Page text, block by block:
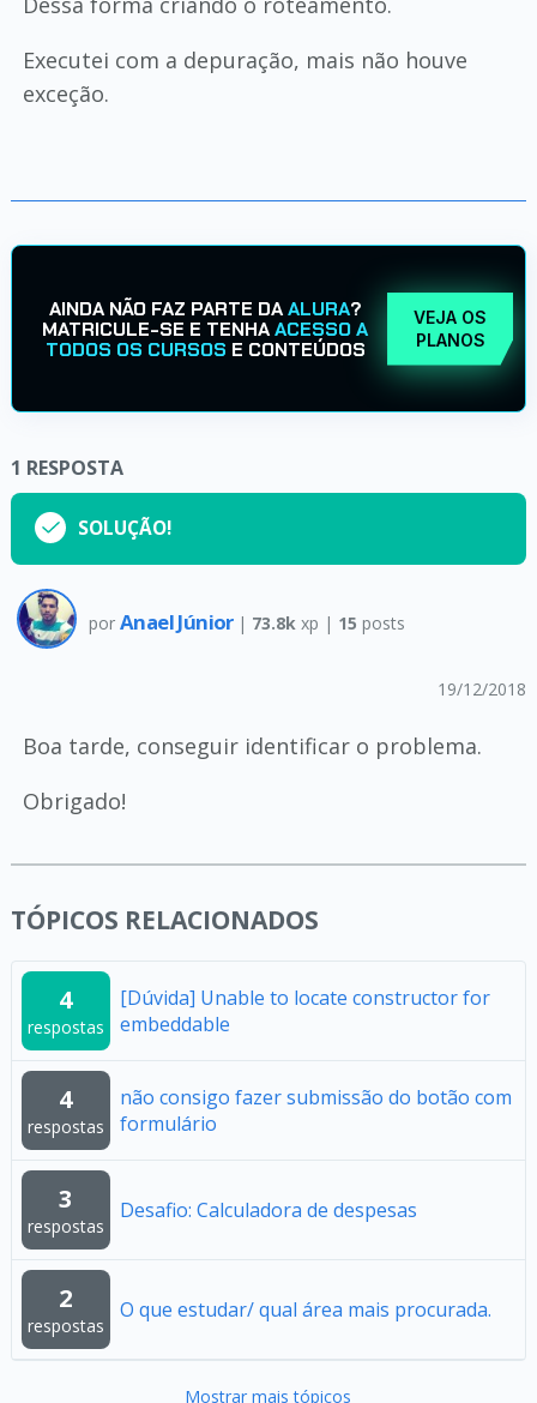
Executei com a depuração, mais não houve
exceção.
AINDA NÃO FAZ PARTE DAALURA?
MATRICULE-SE E TENHAACESSO A
TODOS OS CURSOS E CONTEÚDOS
VEJA OS
PLANOS
1 RESPOSTA
SOLUÇÃO!
por Anael Júnior | 73.8k xp | 15 posts
19/12/2018
Boa tarde, conseguir identificar o problema.
Obrigado!
TÓPICOS RELACIONADOS
4
respostas
[Dúvida] Unable to locate constructor for
embeddable
4
respostas
não consigo fazer submissão do botão com
formulário
3
respostas
Desafio: Calculadora de despesas
2
respostas
O que estudar/ qual área mais procurada.
Mostrar mais tópicos